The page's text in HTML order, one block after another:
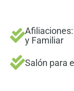
y Familiar
Salón para